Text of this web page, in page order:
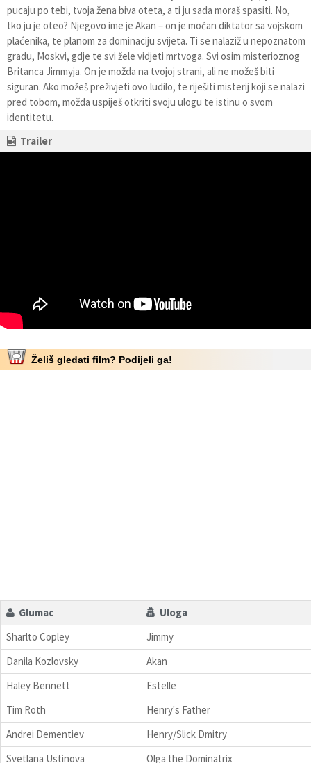
pucaju po tebi, tvoja žena biva oteta, a ti ju sada moraš spasiti. No,
tko ju je oteo? Njegovo ime je Akan – on je moćan diktator sa vojskom
plaćenika, te planom za dominaciju svijeta. Ti se nalaziž u nepoznatom
gradu, Moskvi, gdje te svi žele vidjeti mrtvoga. Svi osim misterioznog
Britanca Jimmyja. On je možda na tvojoj strani, ali ne možeš biti
siguran. Ako možeš preživjeti ovo ludilo, te riješiti misterij koji se nalazi
pred tobom, možda uspiješ otkriti svoju ulogu te istinu o svom
identitetu.
Trailer
Želiš gledati film? Podijeli ga!
Glumac
Uloga
Sharlto Copley
Jimmy
Danila Kozlovsky
Akan
Haley Bennett
Estelle
Tim Roth
Henry's Father
Andrei Dementiev
Henry/Slick Dmitry
Svetlana Ustinova
Olga the Dominatrix